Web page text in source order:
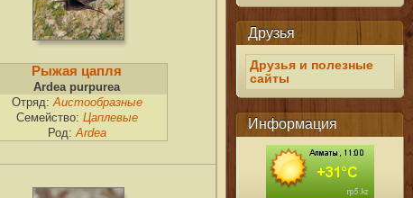
Друзья
Друзья и полезные
сайты
Информация
Рыжая цапля
Ardea purpurea
Отряд: Аистообразные
Семейство: Цаплевые
Род: Ardea